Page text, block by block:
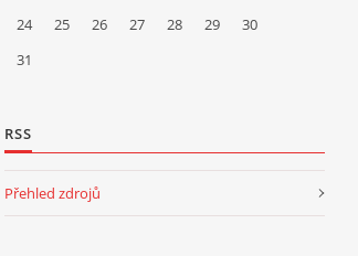
24
25 26 27 28 29
30
31
RSS
Přehled zdrojů